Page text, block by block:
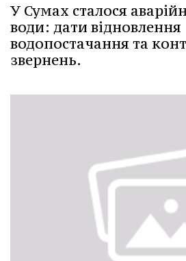
У Сумах сталося
води: дати відновлення
водопостачання та
звернень.